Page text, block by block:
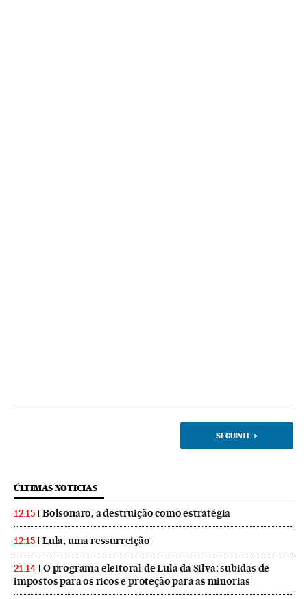
SEGUINTE >
ÚLTIMAS NOTICIAS
12:15 Bolsonaro, a destruição como estratégia
12:15 Lula, uma ressurreição
21:14
O programa eleitoral de Lula da Silva: subidas de
impostos para os ricos e proteção para as minorias